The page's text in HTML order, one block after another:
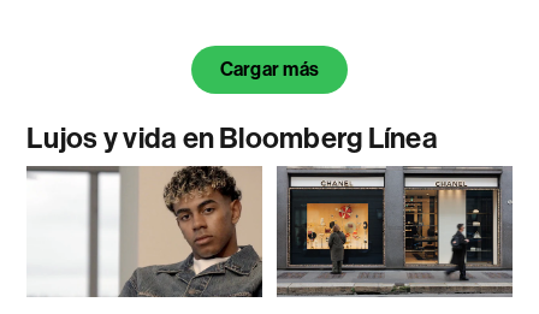
Cargar más
Lujos y vida en Bloomberg Línea